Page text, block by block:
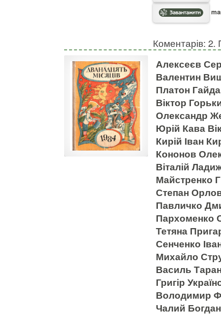
Коментарів: 2.
Алексеєв
Валентин
Платон
Віктор
Олександр
Юрій Кава
Кирій Іван
Кононов
Віталій
Майстренко
Степан
Павличко
Пархоменко
Тетяна
Сенченко
Михайло
Василь
Григір
Володимир
Чалий